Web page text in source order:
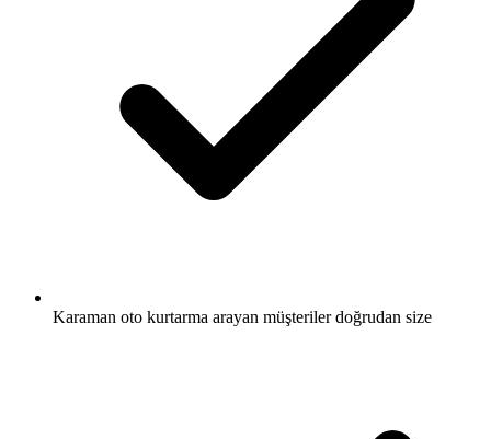
Karaman oto kurtarma arayan müşteriler doğrudan size